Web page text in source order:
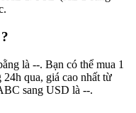
là --. Bạn có thể mua 1
qua, giá cao nhất từ
sang USD là --.